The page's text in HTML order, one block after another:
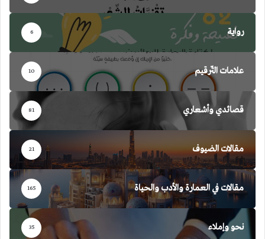
رواية 6
علامات التّرقيم 10
قصائدي وأشعاري 81
مقالات الضيوف 21
مقالات في العمارة والأدب والحياة 165
نحو وإملاء 35